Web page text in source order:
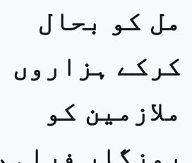
مل کو بحال
کرکے ہزاروں
ملازمین کو
روزگار فراہم